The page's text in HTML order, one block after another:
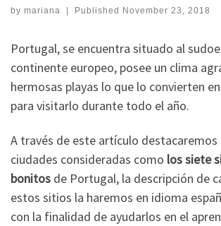
by mariana Published November 23, 2018
Portugal, se encuentra situado al
continente europeo, posee un clima
hermosas playas lo que lo convierten
para visitarlo durante todo el año.
A través de este artículo destacaremos
ciudades consideradas como los siete
bonitos de Portugal, la descripción de
estos sitios la haremos en idioma
con la finalidad de ayudarlos en el